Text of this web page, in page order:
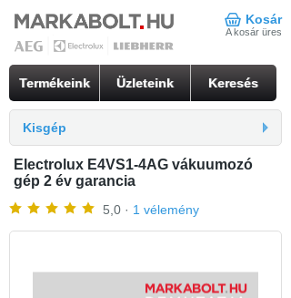
Kosár
A kosár üres
Termékeink Üzleteink Keresés
Kisgép
Electrolux E4VS1-4AG vákuumozó
gép 2 év garancia
5,0 · 1 vélemény